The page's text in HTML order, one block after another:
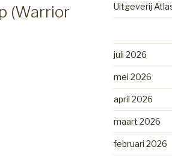
(Warrior
Uitgeverij
juli 2026
mei 2026
april 2026
maart 2026
februari 2026